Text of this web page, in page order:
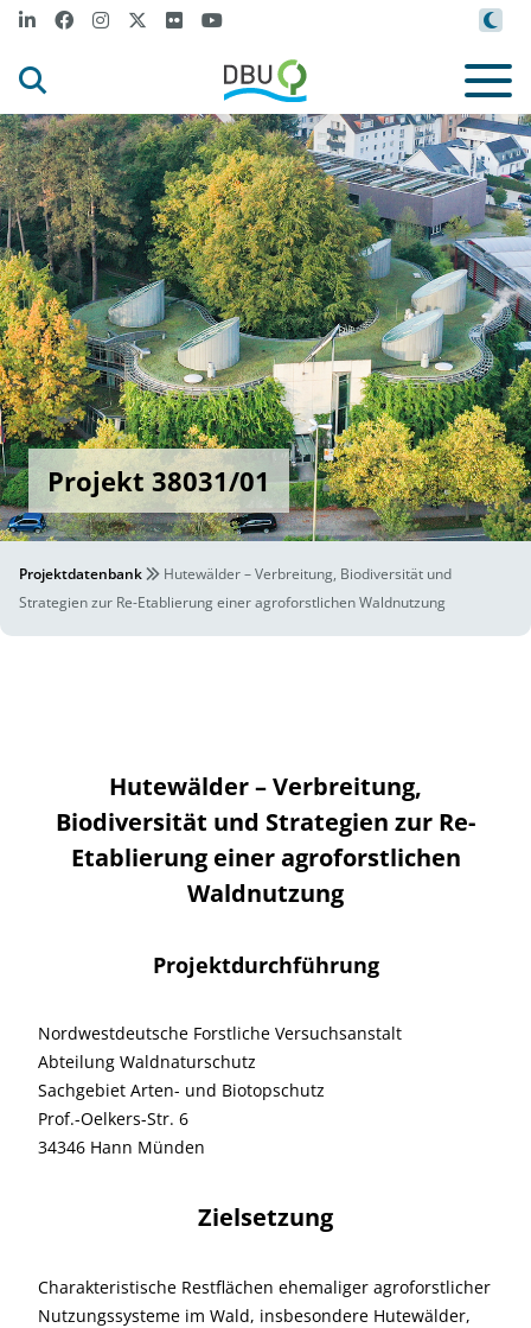
Projekt 38031/01
Projektdatenbank
Hutewälder – Verbreitung, Biodiversität und
Strategien zur Re-Etablierung einer agroforstlichen Waldnutzung
Hutewälder – Verbreitung,
Biodiversität und Strategien zur Re-
Etablierung einer agroforstlichen
Waldnutzung
Projektdurchführung
Nordwestdeutsche Forstliche Versuchsanstalt
Abteilung Waldnaturschutz
Sachgebiet Arten- und Biotopschutz
Prof.-Oelkers-Str. 6
34346 Hann Münden
Zielsetzung
Charakteristische Restflächen ehemaliger agroforstlicher
Nutzungssysteme im Wald, insbesondere Hutewälder,